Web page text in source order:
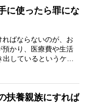
に使ったら罪にな
ばならないのが、お
かり、医療費や生活
しているというケー
扶養親族にすれば